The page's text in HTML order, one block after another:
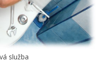
služba